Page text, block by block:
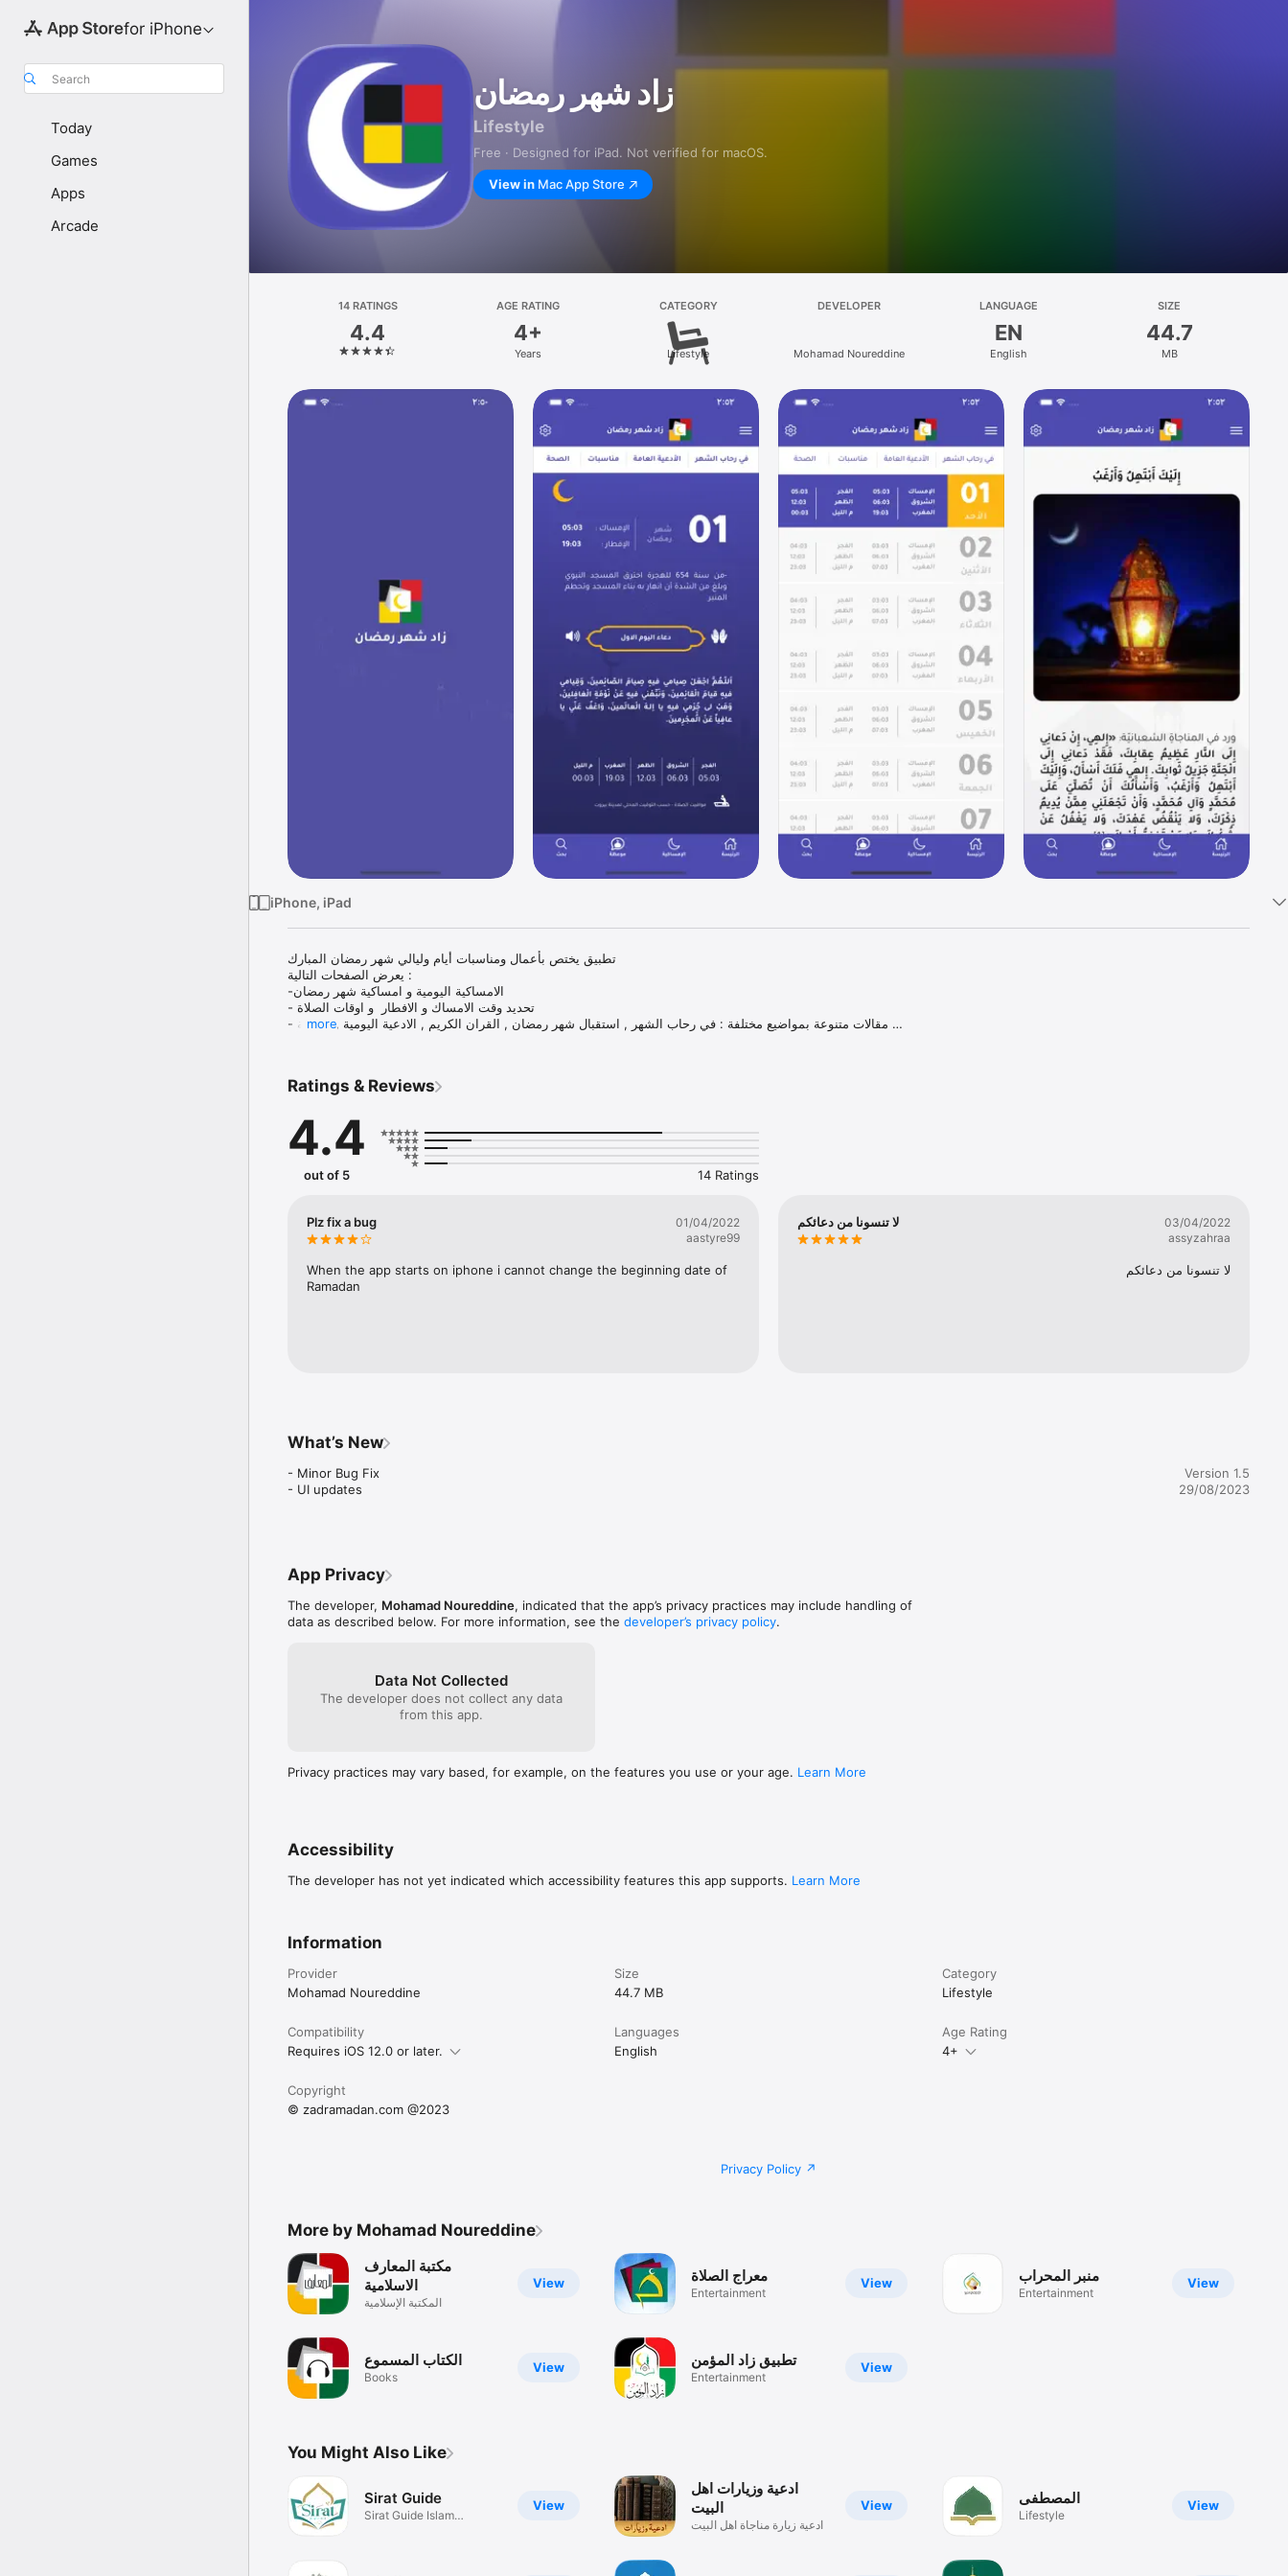
for iPhone
Search
Today
Games
Apps
Arcade
زاد شهر رمضان
Lifestyle
Free · Designed for iPad. Not verified for macOS.
View in Mac App Store
14 RATINGS
4.4
AGE RATING
4+
Years
CATEGORY
Lifestyle
DEVELOPER
Mohamad Noureddine
LANGUAGE
EN
English
SIZE
44.7
MB
iPhone, iPad
تطبيق يختص بأعمال ومناسبات أيام وليالي شهر رمضان المبارك
يعرض الصفحات التالية :
-الامساكية اليومية و امساكية شهر رمضان
- تحديد وقت الامساك و الافطار  و اوقات الصلاة
- مقالات متنوعة بمواضيع مختلفة : في رحاب الشهر , استقبال شهر رمضان , القران الكريم , الادعية اليومية , الادعية
more
Ratings & Reviews
4.4
out of 5 14 Ratings
Plz fix a bug
01/04/2022
aastyre99
When the app starts on iphone i cannot change the beginning date of
Ramadan
لا تنسونا من دعائكم
03/04/2022
assyzahraa
لا تنسونا من دعائكم
What’s New
- Minor Bug Fix
- UI updates
Version 1.5
29/08/2023
App Privacy
The developer, Mohamad Noureddine, indicated that the app’s privacy practices may include handling of
data as described below. For more information, see the developer’s privacy policy.
Data Not Collected
The developer does not collect any data
from this app.
Privacy practices may vary based, for example, on the features you use or your age. Learn More
Accessibility
The developer has not yet indicated which accessibility features this app supports. Learn More
Information
Provider
Mohamad Noureddine
Size
44.7 MB
Category
Lifestyle
Compatibility
Requires iOS 12.0 or later.
Languages
English
Age Rating
4+
Copyright
© zadramadan.com @2023
Privacy Policy
More by Mohamad Noureddine
View
مكتبة المعارف
الاسلامية
المكتبة الإسلامية
View الكتاب المسموع
Books
View معراج الصلاة
Entertainment
View تطبيق زاد المؤمن
Entertainment
View منبر المحراب
Entertainment
You Might Also Like
View
Sirat Guide
Sirat Guide Islam
View
ادعية وزيارات اهل
البيت
ادعية زيارة مناجاة اهل البيت
View المصطفی
Lifestyle